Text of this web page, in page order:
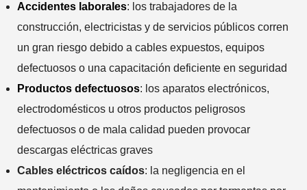
Accidentes laborales: los trabajadores de la
construcción, electricistas y de servicios públicos corren
un gran riesgo debido a cables expuestos, equipos
defectuosos o una capacitación deficiente en seguridad
Productos defectuosos: los aparatos electrónicos,
electrodomésticos u otros productos peligrosos
defectuosos o de mala calidad pueden provocar
descargas eléctricas graves
Cables eléctricos caídos: la negligencia en el